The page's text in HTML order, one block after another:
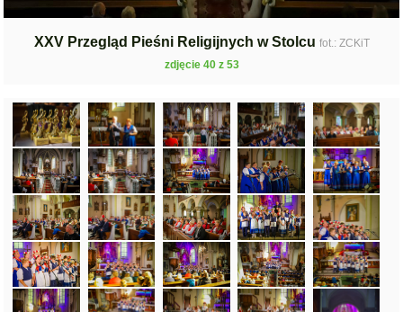
XXV Przegląd Pieśni Religijnych w Stolcu fot.: ZCKiT
zdjęcie 40 z 53